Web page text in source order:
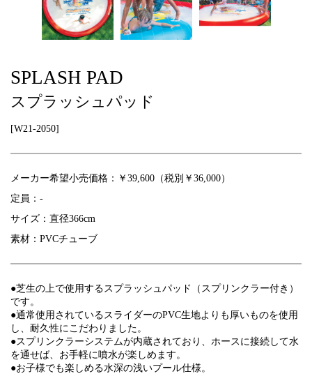
SPLASH PAD
スプラッシュパッド
[W21-2050]
メーカー希望小売価格：￥39,600（税別￥36,000）
定員：-
サイズ：直径366cm
素材：PVCチューブ
●芝生の上で使用するスプラッシュパッド（スプリンクラー付き）
です。
●通常使用されているスライダーのPVC生地よりも厚いものを使用
し、耐久性にこだわりました。
●スプリンクラーシステムが内蔵されており、ホースに接続して水
を通せば、お手軽に噴水が楽しめます。
●お子様でも楽しめる水深の浅いプール仕様。